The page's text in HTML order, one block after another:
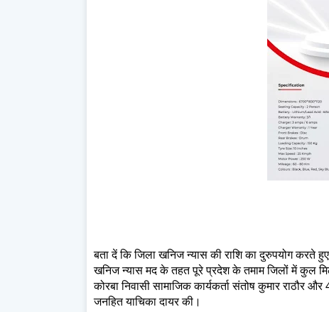
बता दें कि जिला खनिज न्यास की राशि का दुरुपयोग करते
खनिज न्यास मद के तहत पूरे प्रदेश के तमाम जिलों में कुल
कोरबा निवासी सामाजिक कार्यकर्ता संतोष कुमार राठौर
जनहित याचिका दायर की।